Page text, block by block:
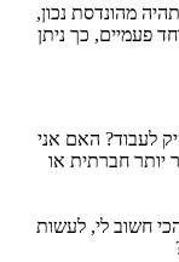
מהונדסת נכון,
פעמיים, כך ניתן
לעבוד? האם אני
יותר חברתית או
חשוב לי, לעשות